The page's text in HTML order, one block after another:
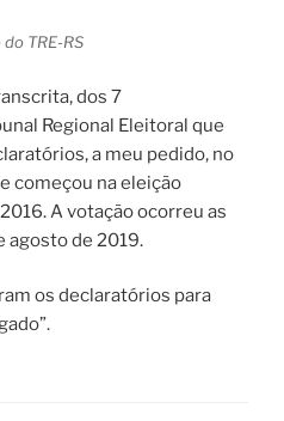
TRE-RS
dos 7
Regional Eleitoral que
a meu pedido, no
começou na eleição
A votação ocorreu as
agosto de 2019.
os declaratórios para